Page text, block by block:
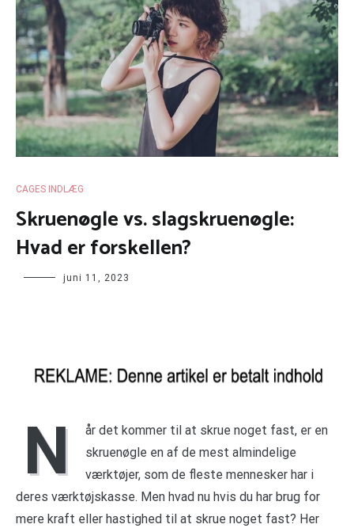
CAGES INDLÆG
Skruenøgle vs. slagskruenøgle:
Hvad er forskellen?
juni 11, 2023
N
år det kommer til at skrue noget fast, er en
skruenøgle en af de mest almindelige
værktøjer, som de fleste mennesker har i
deres værktøjskasse. Men hvad nu hvis du har brug for
mere kraft eller hastighed til at skrue noget fast? Her